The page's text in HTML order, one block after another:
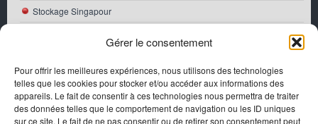
Gérer le consentement
Pour offrir les meilleures expériences, nous utilisons des technologies
telles que les cookies pour stocker et/ou accéder aux informations des
appareils. Le fait de consentir à ces technologies nous permettra de traiter
des données telles que le comportement de navigation ou les ID uniques
sur ce site. Le fait de ne pas consentir ou de retirer son consentement peut
Stockage Singapour
Perspectives de croissance de l’or en 2026
Dans quel type d’or investir en 2026